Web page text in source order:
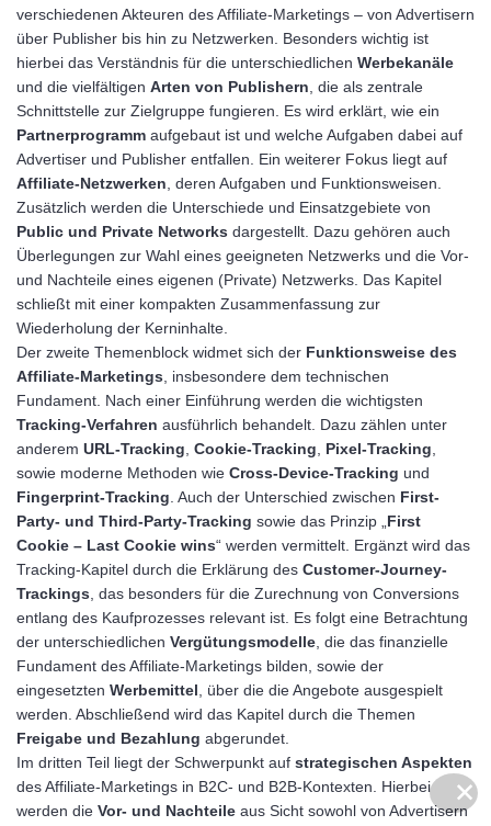
verschiedenen Akteuren des Affiliate-Marketings – von Advertisern
über Publisher bis hin zu Netzwerken. Besonders wichtig ist
hierbei das Verständnis für die unterschiedlichen Werbekanäle
und die vielfältigen Arten von Publishern , die als zentrale
Schnittstelle zur Zielgruppe fungieren. Es wird erklärt, wie ein
Partnerprogramm aufgebaut ist und welche Aufgaben dabei auf
Advertiser und Publisher entfallen. Ein weiterer Fokus liegt auf
Affiliate-Netzwerken , deren Aufgaben und Funktionsweisen.
Zusätzlich werden die Unterschiede und Einsatzgebiete von
Public und Private Networks dargestellt. Dazu gehören auch
Überlegungen zur Wahl eines geeigneten Netzwerks und die Vor-
und Nachteile eines eigenen (Private) Netzwerks. Das Kapitel
schließt mit einer kompakten Zusammenfassung zur
Wiederholung der Kerninhalte.
Der zweite Themenblock widmet sich der Funktionsweise des
Affiliate-Marketings , insbesondere dem technischen
Fundament. Nach einer Einführung werden die wichtigsten
Tracking-Verfahren ausführlich behandelt. Dazu zählen unter
anderem URL-Tracking Cookie-Tracking Pixel-Tracking
sowie moderne Methoden wie Cross-Device-Tracking und
Fingerprint-Tracking . Auch der Unterschied zwischen First-
Party- und Third-Party-Tracking sowie das Prinzip „ First
Cookie – Last Cookie wins“ werden vermittelt. Ergänzt wird das
Tracking-Kapitel durch die Erklärung des Customer-Journey-
Trackings , das besonders für die Zurechnung von Conversions
entlang des Kaufprozesses relevant ist. Es folgt eine Betrachtung
der unterschiedlichen Vergütungsmodelle , die das finanzielle
Fundament des Affiliate-Marketings bilden, sowie der
eingesetzten Werbemittel , über die die Angebote ausgespielt
werden. Abschließend wird das Kapitel durch die Themen
Freigabe und Bezahlung abgerundet.
Im dritten Teil liegt der Schwerpunkt auf strategischen Aspekten
des Affiliate-Marketings in B2C- und B2B-Kontexten. Hierbei
werden die Vor- und Nachteile aus Sicht sowohl von Advertisern
✕
✕